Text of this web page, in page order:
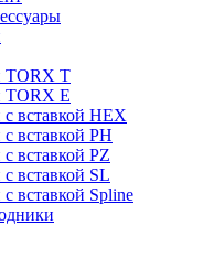
TORX T
TORX Е
вставкой HEX
вставкой PH
вставкой PZ
вставкой SL
вставкой Spline